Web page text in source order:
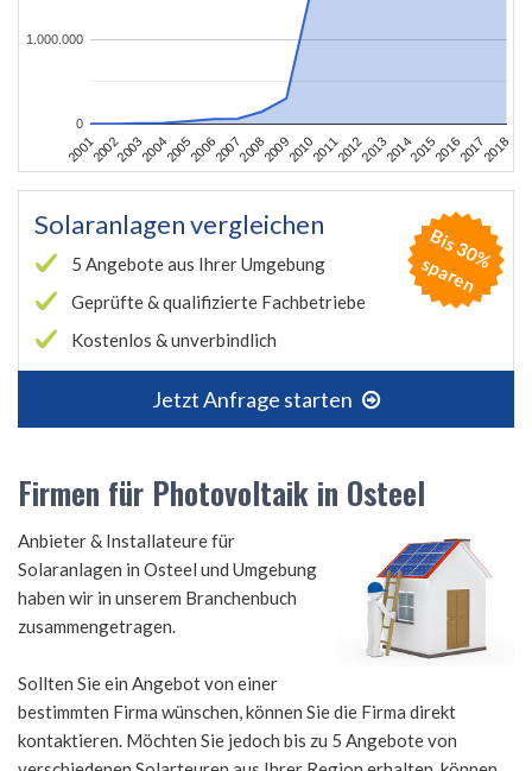
200120022003200420052006200720082009201020112012201320142015201620172018
0
1.000.000
Solaranlagen vergleichen
5 Angebote aus Ihrer Umgebung
Geprüfte & qualifizierte Fachbetriebe
Kostenlos & unverbindlich
Jetzt Anfrage starten
B
is
3
0
%
s
p
a
r
e
n
Firmen für Photovoltaik in Osteel
Anbieter & Installateure für
Solaranlagen in Osteel und Umgebung
haben wir in unserem Branchenbuch
zusammengetragen.
Sollten Sie ein Angebot von einer
bestimmten Firma wünschen, können Sie die Firma direkt
kontaktieren. Möchten Sie jedoch bis zu 5 Angebote von